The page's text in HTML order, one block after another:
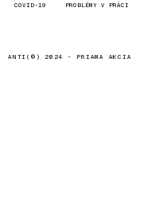
COVID-19 PROBLÉMY V PRÁCI
ANTI(©) 2024 - PRIAMA AKCIA